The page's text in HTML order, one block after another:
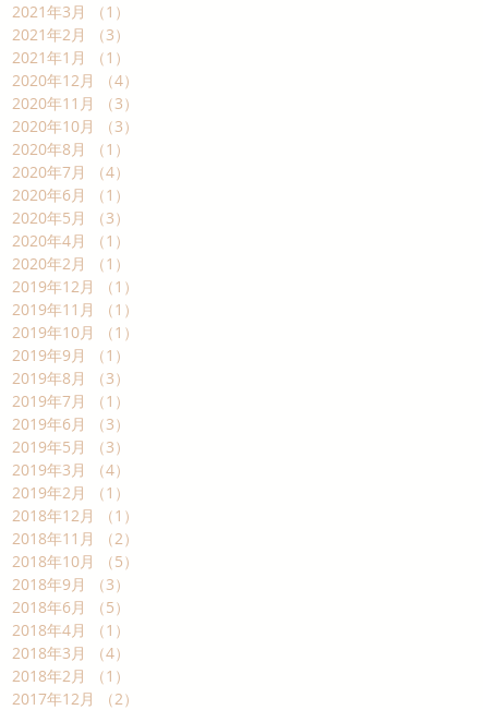
2021年3月
（1）
2021年2月
（3）
2021年1月
（1）
2020年12月
（4）
2020年11月
（3）
2020年10月
（3）
2020年8月
（1）
2020年7月
（4）
2020年6月
（1）
2020年5月
（3）
2020年4月
（1）
2020年2月
（1）
2019年12月
（1）
2019年11月
（1）
2019年10月
（1）
2019年9月
（1）
2019年8月
（3）
2019年7月
（1）
2019年6月
（3）
2019年5月
（3）
2019年3月
（4）
2019年2月
（1）
2018年12月
（1）
2018年11月
（2）
2018年10月
（5）
2018年9月
（3）
2018年6月
（5）
2018年4月
（1）
2018年3月
（4）
2018年2月
（1）
2017年12月
（2）